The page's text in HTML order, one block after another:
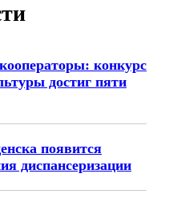
конкурс
достиг пяти
появится
диспансеризации